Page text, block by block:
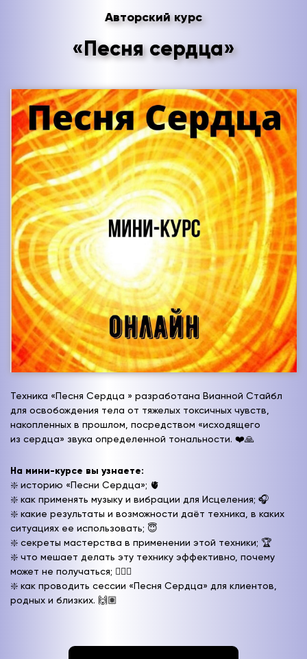
Авторский курс
«Песня сердца»
Техника «Песня Сердца » разработана Вианной Стайбл
для освобождения тела от тяжелых токсичных чувств,
накопленных в прошлом, посредством «исходящего
из сердца» звука определенной тональности. ❤️🙏
На мини-курсе вы узнаете:
❇️ историю «Песни Сердца»; 🫀
❇️ как применять музыку и вибрации для Исцеления; 🎧
❇️ какие результаты и возможности даёт техника, в каких
ситуациях ее использовать; 😇
❇️ секреты мастерства в применении этой техники; 🏆
❇️ что мешает делать эту технику эффективно, почему
может не получаться; 🤷🏼‍♂️
❇️ как проводить сессии «Песня Сердца» для клиентов,
родных и близких. 🙌🏽